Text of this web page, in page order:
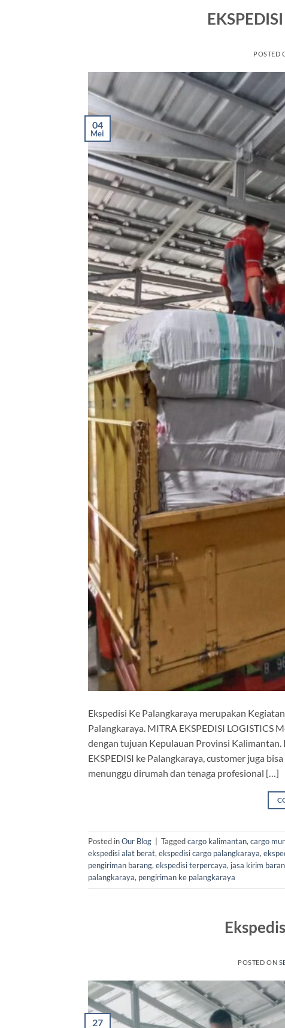
POSTED
04
Mei
Ekspedisi Ke Palangkaraya merupakan
Palangkaraya. MITRA EKSPEDISI LOGISTICS
dengan tujuan Kepulauan Provinsi Kalimantan.
EKSPEDISI ke Palangkaraya, customer juga
menunggu dirumah dan tenaga profesional […]
Posted inOur Blog Taggedcargo kalimantan,cargo
ekspedisi alat berat,ekspedisi cargo palangkaraya,
pengiriman barang,ekspedisi terpercaya, jasa kirim
palangkaraya, pengiriman ke palangkaraya
POSTED ON
27